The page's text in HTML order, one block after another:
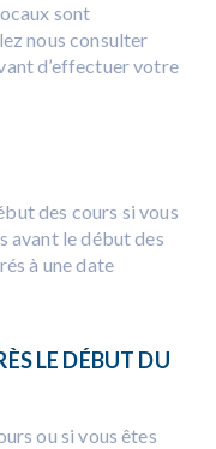
sont
nous consulter
d’effectuer votre
des cours si vous
avant le début des
à une date
LE DÉBUT DU
ou si vous êtes